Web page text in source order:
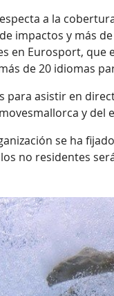
a la
impactos y más
en Eurosport, que
de 20 idiomas
para asistir en
y del
se ha
no residentes